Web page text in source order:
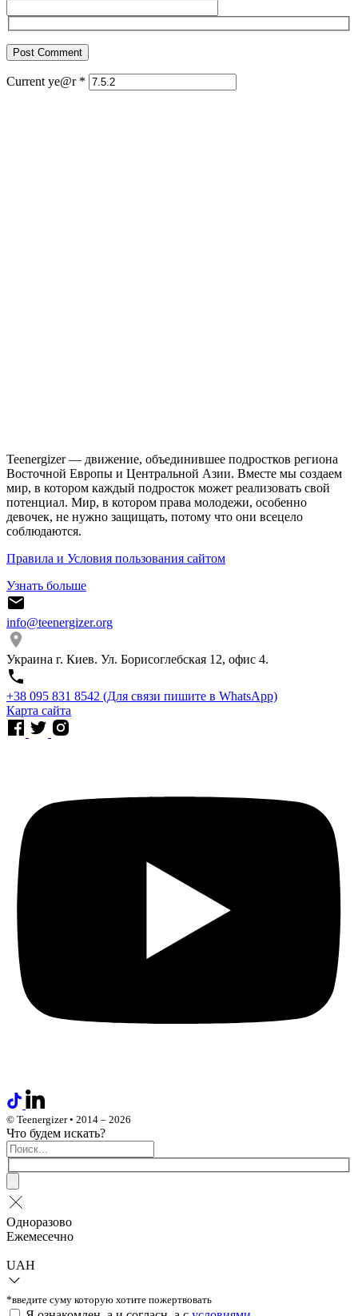
Current ye@r *
Teenergizer — движение, объединившее подростков региона
Восточной Европы и Центральной Азии. Вместе мы создаем
мир, в котором каждый подросток может реализовать свой
потенциал. Мир, в котором права молодежи, особенно
девочек, не нужно защищать, потому что они всецело
соблюдаются.
Правила и Условия пользования сайтом
Узнать больше
info@teenergizer.org
Украина г. Киев. Ул. Борисоглебская 12, офис 4.
⁨+38 095 831 8542⁩ (Для связи пишите в WhatsApp)
Карта сайта
© Teenergizer • 2014 – 2026
Что будем искать?
Одноразово
Ежемесечно
UAH
*введите суму которую хотите пожертвовать